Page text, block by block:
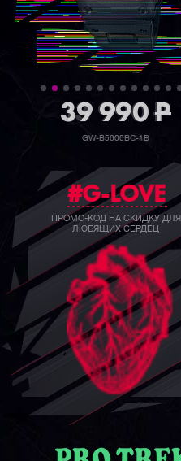
39 990P
GW-B5600BC-1B
#G-LOVE
ПРОМО-КОД НА СКИДКУ ДЛЯ
ЛЮБЯЩИХ СЕРДЕЦ